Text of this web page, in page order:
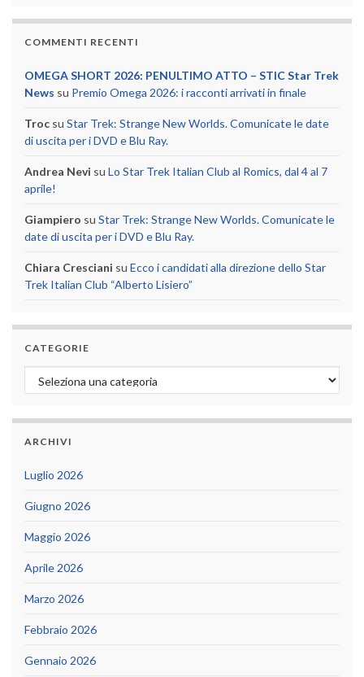
COMMENTI RECENTI
OMEGA SHORT 2026: PENULTIMO ATTO – STIC Star Trek
News su Premio Omega 2026: i racconti arrivati in finale
Troc su Star Trek: Strange New Worlds. Comunicate le date
di uscita per i DVD e Blu Ray.
Andrea Nevi su Lo Star Trek Italian Club al Romics, dal 4 al 7
aprile!
Giampiero su Star Trek: Strange New Worlds. Comunicate le
date di uscita per i DVD e Blu Ray.
Chiara Cresciani su Ecco i candidati alla direzione dello Star
Trek Italian Club “Alberto Lisiero”
CATEGORIE
Categorie
ARCHIVI
Luglio 2026
Giugno 2026
Maggio 2026
Aprile 2026
Marzo 2026
Febbraio 2026
Gennaio 2026